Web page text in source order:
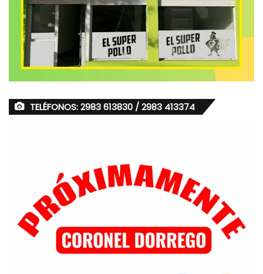
TELÉFONOS: 2983 613830 / 2983 413374